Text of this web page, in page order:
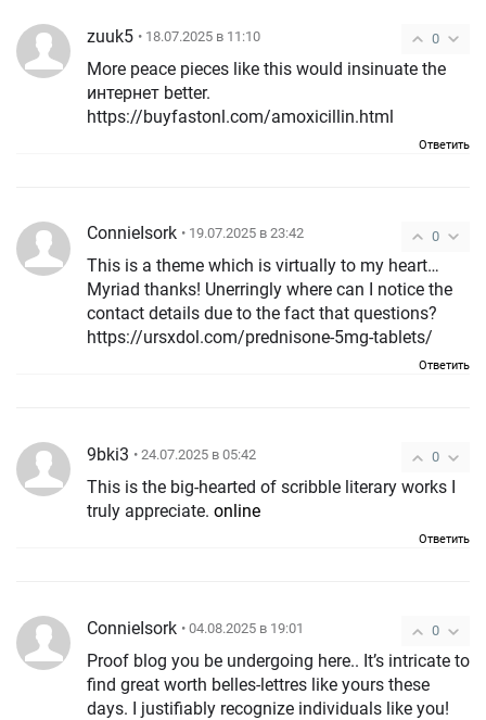
0
zuuk5 • 18.07.2025 в 11:10
More peace pieces like this would insinuate the
интернет better.
https://buyfastonl.com/amoxicillin.html
Ответить
0
ConnieIsork • 19.07.2025 в 23:42
This is a theme which is virtually to my heart…
Myriad thanks! Unerringly where can I notice the
contact details due to the fact that questions?
https://ursxdol.com/prednisone-5mg-tablets/
Ответить
0
9bki3 • 24.07.2025 в 05:42
This is the big-hearted of scribble literary works I
truly appreciate. online
Ответить
0
ConnieIsork • 04.08.2025 в 19:01
Proof blog you be undergoing here.. It’s intricate to
find great worth belles-lettres like yours these
days. I justifiably recognize individuals like you!